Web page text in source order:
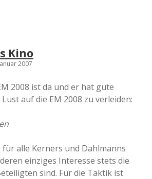
Kino
2007
2008 ist da und er hat gute
auf die EM 2008 zu verleiden:
für alle Kerners und Dahlmanns
einziges Interesse stets die
sind. Für die Taktik ist